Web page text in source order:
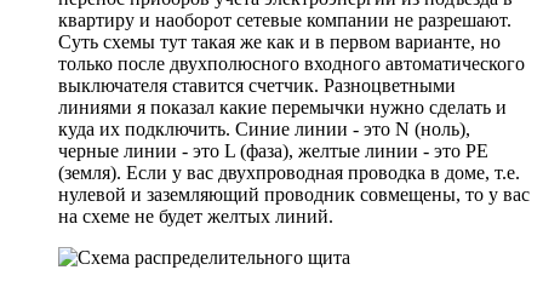
квартиру и наоборот сетевые компании не разрешают.
Суть схемы тут такая же как и в первом варианте, но
только после двухполюсного входного автоматического
выключателя ставится счетчик. Разноцветными
линиями я показал какие перемычки нужно сделать и
куда их подключить. Синие линии - это N (ноль),
черные линии - это L (фаза), желтые линии - это PE
(земля). Если у вас двухпроводная проводка в доме, т.е.
нулевой и заземляющий проводник совмещены, то у вас
на схеме не будет желтых линий.